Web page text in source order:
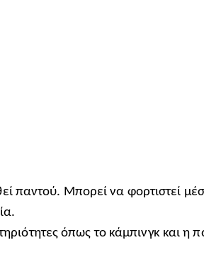
παντού. Μπορεί να φορτιστεί
όπως το κάμπινγκ και η